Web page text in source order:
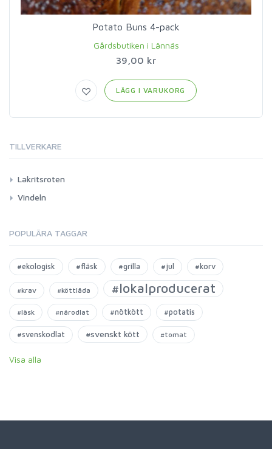
Potato Buns 4-pack
Gårdsbutiken i Lännäs
39,00 kr
LÄGG I VARUKORG
TILLVERKARE
Lakritsroten
Vindeln
POPULÄRA TAGGAR
#ekologisk #fläsk #grilla #jul #korv
#krav #köttlåda #lokalproducerat
#läsk #närodlat #nötkött #potatis
#svenskodlat #svenskt kött #tomat
Visa alla